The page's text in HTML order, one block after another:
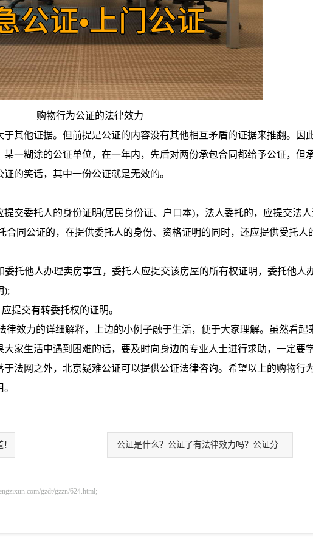
购物行为公证的法律效力
他证据。但前提是公证的内容没有其他相互矛盾的证据来推翻。因
一糊涂的公证单位，在一年内，先后对两份承包合同都给予公证，但
的笑话，其中一份公证就是无效的。
委托人的身份证明(居民身份证、户口本)，法人委托的，应提交法人
合同公证的，在提供委托人的身份、资格证明的同时，还应提供受托人
托他人办理卖房事宜，委托人应提交该房屋的所有权证明，委托他人
明);
交有转委托权的证明。
力的详细解释，上边的小例子融于生活，便于大家理解。虽然看起
家生活中遇到困难的话，要及时向身边的专业人士进行求助，一定要
法网之外，北京疑难公证可以提供公证法律咨询。希望以上的购物行
公证是什么？公证了有法律效力吗？公证分类有
gzdt/gzzn/624.html;